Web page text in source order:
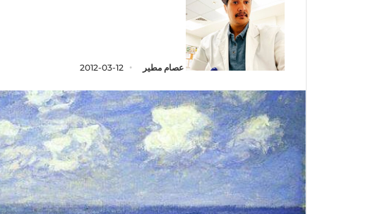
عصام مطير 2012-03-12